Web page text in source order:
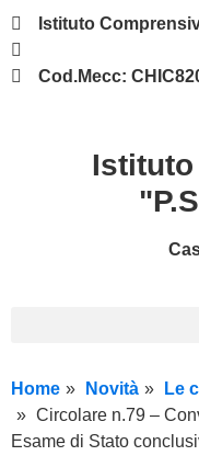
Istituto
Cod.Mecc:
Home Novità
Le
Circolare n.79 –
Esame di Stato